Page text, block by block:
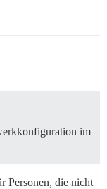
im
Personen, die nicht